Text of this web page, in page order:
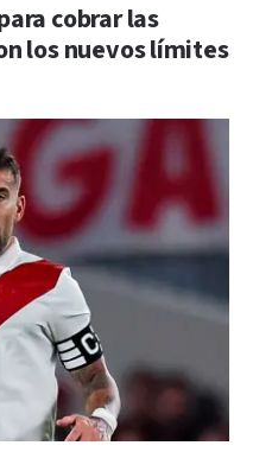
cobrar las
los nuevos límites